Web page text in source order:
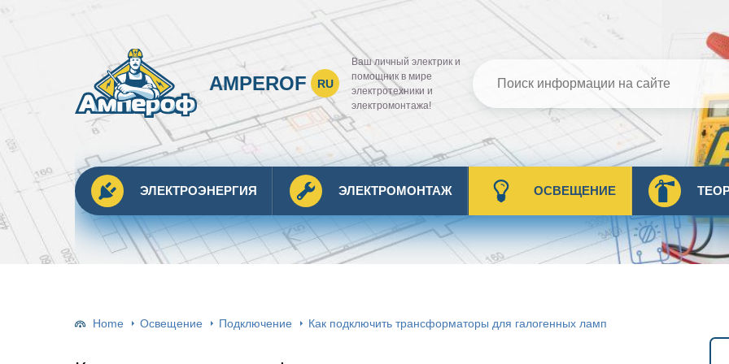
AMPEROF RU
Ваш личный электрик и
помощник в мире
электротехники и
электромонтажа!
ЭЛЕКТРОЭНЕРГИЯ ЭЛЕКТРОМОНТАЖ ОСВЕЩЕНИЕ
Home Освещение Подключение Как подключить трансформаторы для галогенных ламп